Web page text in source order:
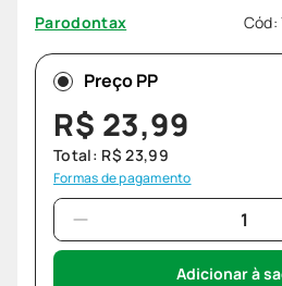
Parodontax
Cód:
Preço PP
R$ 23,99
Total: R$ 23,99
Formas de pagamento
Adicionar à